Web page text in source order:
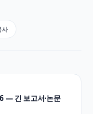
사
— 긴 보고서·논문